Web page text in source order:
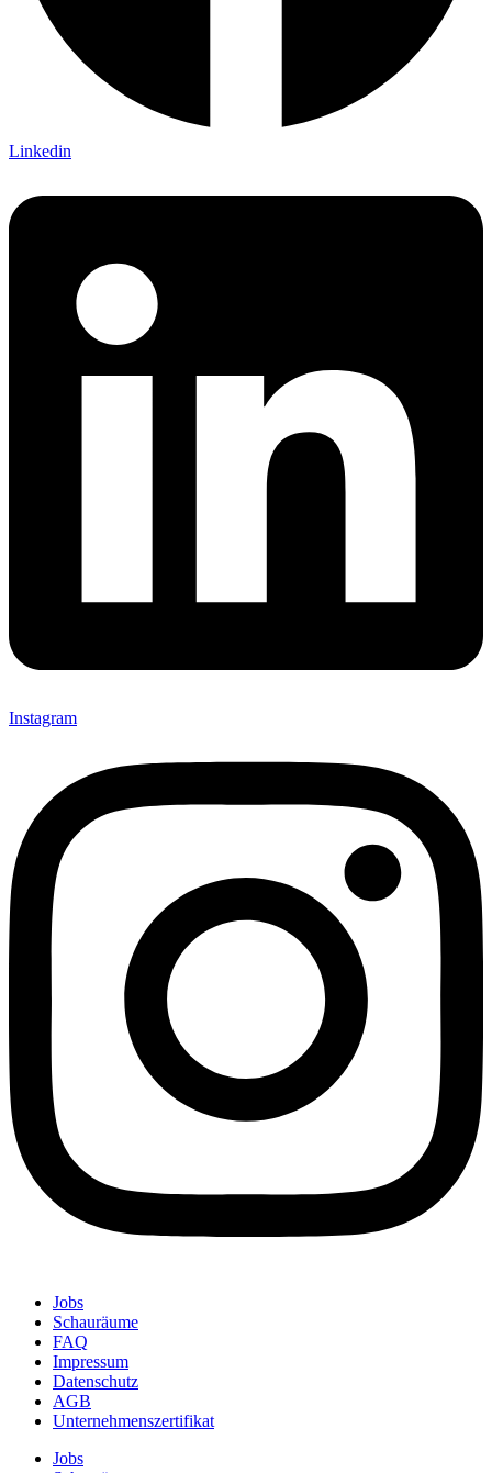
Linkedin
Instagram
Jobs
Schauräume
FAQ
Impressum
Datenschutz
AGB
Unternehmenszertifikat
Jobs